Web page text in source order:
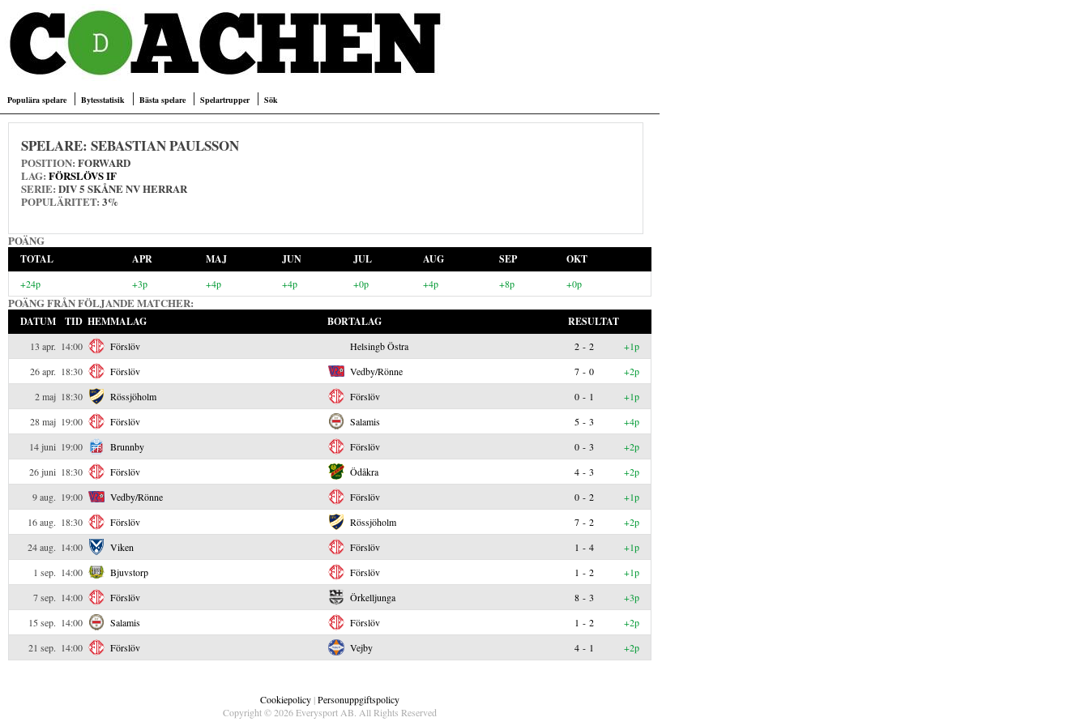
Populära spelare Bytesstatisik Bästa spelare Spelartrupper Sök
SPELARE: SEBASTIAN PAULSSON
POSITION: FORWARD
LAG: FÖRSLÖVS IF
SERIE: DIV 5 SKÅNE NV HERRAR
POPULÄRITET: 3%
POÄNG
TOTAL APR MAJ JUN JUL AUG SEP OKT
+24p +3p +4p +4p +0p +4p +8p +0p
POÄNG FRÅN FÖLJANDE MATCHER:
DATUM TID HEMMALAG BORTALAG RESULTAT
13 apr. 14:00 Förslöv Helsingb Östra 2 - 2
+1p
26 apr. 18:30 Förslöv Vedby/Rönne 7 - 0
+2p
2 maj 18:30 Rössjöholm Förslöv 0 - 1
+1p
28 maj 19:00 Förslöv Salamis 5 - 3
+4p
14 juni 19:00 Brunnby Förslöv 0 - 3
+2p
26 juni 18:30 Förslöv Ödåkra 4 - 3
+2p
9 aug. 19:00 Vedby/Rönne Förslöv 0 - 2
+1p
16 aug. 18:30 Förslöv Rössjöholm 7 - 2
+2p
24 aug. 14:00 Viken Förslöv 1 - 4
+1p
1 sep. 14:00 Bjuvstorp Förslöv 1 - 2
+1p
7 sep. 14:00 Förslöv Örkelljunga 8 - 3
+3p
15 sep. 14:00 Salamis Förslöv 1 - 2
+2p
21 sep. 14:00 Förslöv Vejby 4 - 1 +2p
Cookiepolicy |Personuppgiftspolicy
Copyright © 2026 Everysport AB. All Rights Reserved